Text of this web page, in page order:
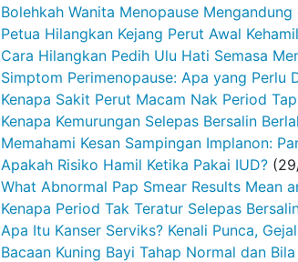
Bolehkah Wanita Menopause
Petua Hilangkan Kejang Perut Awal
Cara Hilangkan Pedih Ulu Hati Semasa
Simptom Perimenopause: Apa yang Perlu
Kenapa Sakit Perut Macam Nak Period
Kenapa Kemurungan Selepas Bersalin
Memahami Kesan Sampingan Implanon:
Apakah Risiko Hamil Ketika Pakai IUD?
What Abnormal Pap Smear Results Mean
Kenapa Period Tak Teratur Selepas
Apa Itu Kanser Serviks? Kenali Punca,
Bacaan Kuning Bayi Tahap Normal dan